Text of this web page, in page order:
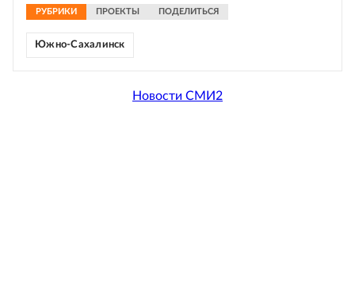
РУБРИКИ ПРОЕКТЫ ПОДЕЛИТЬСЯ
Южно-Сахалинск
Новости СМИ2